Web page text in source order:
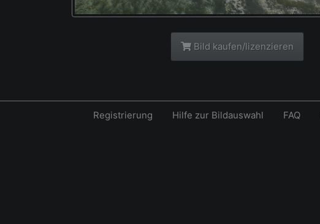
Bild kaufen/lizenzieren
Registrierung Hilfe zur Bildauswahl FAQ